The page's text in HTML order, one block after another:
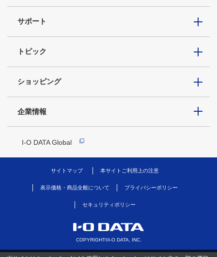
サポート
トピック
ショッピング
企業情報
I-O DATA Global
サイトマップ 本サイトご利用上の注意
表示価格・商品全般について プライバシーポリシー
セキュリティポリシー
COPYRIGHT©I-O DATA, INC.